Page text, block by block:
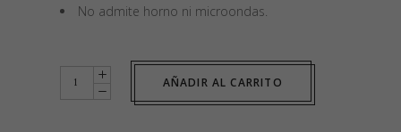
No admite horno ni microondas.
Jarrita
AÑADIR AL CARRITO